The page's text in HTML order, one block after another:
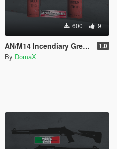
600 9
AN/M14 Incendiary Grenade 1.0
By DomaX